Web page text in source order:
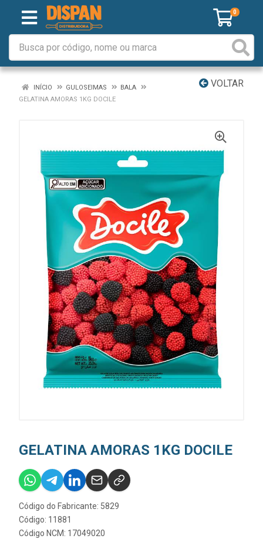
0
VOLTAR
INÍCIO GULOSEIMAS
BALA
GELATINA AMORAS 1KG DOCILE
GELATINA AMORAS 1KG DOCILE
Código do Fabricante: 5829
Código: 11881
Código NCM: 17049020